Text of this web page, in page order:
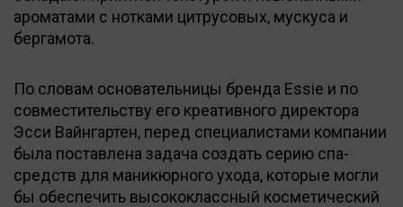
ароматами с нотками цитрусовых, мускуса и
бергамота.
По словам основательницы бренда Essie и по
совместительству его креативного директора
Эсси Вайнгартен, перед специалистами компании
была поставлена задача создать серию спа-
средств для маникюрного ухода, которые могли
бы обеспечить высококлассный косметический